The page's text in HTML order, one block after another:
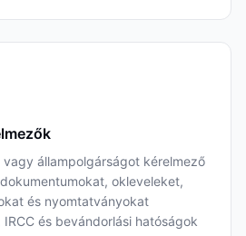
állampolgárságot kérelmező
okleveleket,
és nyomtatványokat
és bevándorlási hatóságok